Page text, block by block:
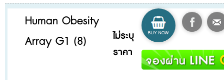
Human Obesity
Array G1 (8)
ไม่ระบุ
ราคา